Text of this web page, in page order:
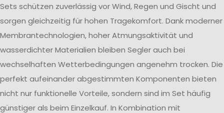
Sets schützen zuverlässig vor Wind, Regen und Gischt und
sorgen gleichzeitig für hohen Tragekomfort. Dank moderner
Membrantechnologien, hoher Atmungsaktivität und
wasserdichter Materialien bleiben Segler auch bei
wechselhaften Wetterbedingungen angenehm trocken. Die
perfekt aufeinander abgestimmten Komponenten bieten
nicht nur funktionelle Vorteile, sondern sind im Set häufig
günstiger als beim Einzelkauf. In Kombination mit